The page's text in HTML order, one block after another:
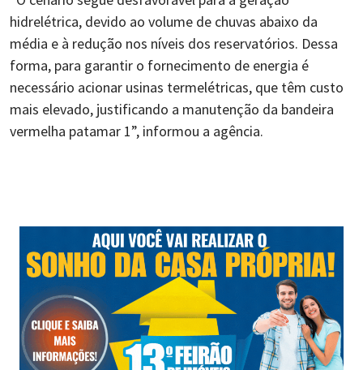
hidrelétrica, devido ao volume de chuvas abaixo da
média e à redução nos níveis dos reservatórios. Dessa
forma, para garantir o fornecimento de energia é
necessário acionar usinas termelétricas, que têm custo
mais elevado, justificando a manutenção da bandeira
vermelha patamar 1”, informou a agência.